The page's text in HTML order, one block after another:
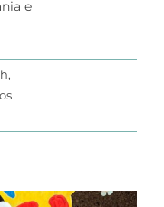
e
em
como
um